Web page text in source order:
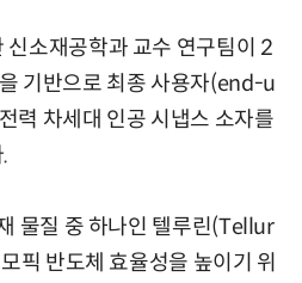
신소재공학과 교수 연구팀이 2
기반으로 최종 사용자(end-u
력 차세대 인공 시냅스 소자를
물질 중 하나인 텔루린(Tellur
픽 반도체 효율성을 높이기 위